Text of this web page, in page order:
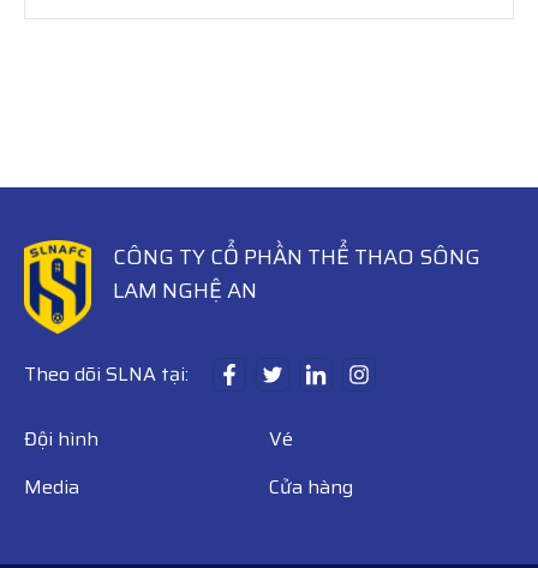
CÔNG TY CỔ PHẦN THỂ THAO SÔNG
LAM NGHỆ AN
Theo dõi SLNA tại:
Đội hình
Vé
Media
Cửa hàng